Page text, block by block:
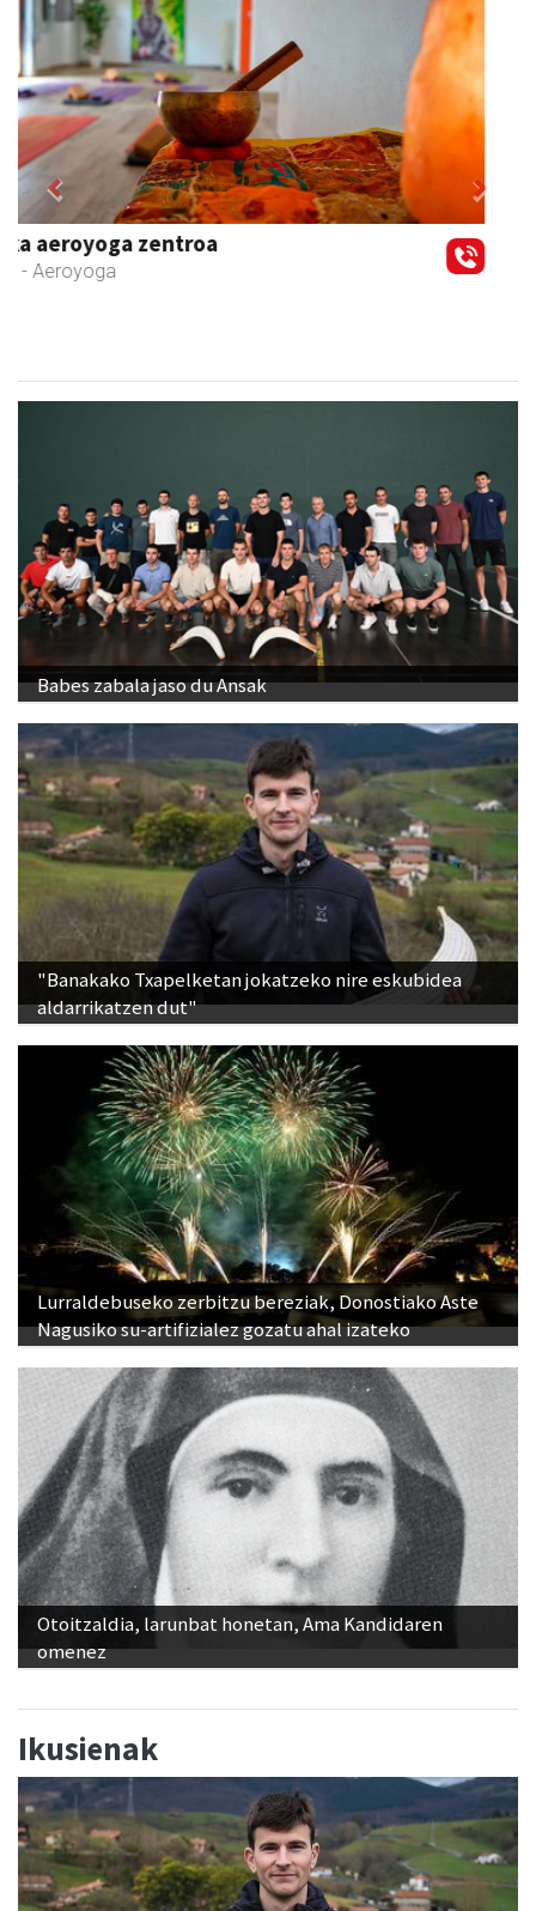
Magale Ikastetxea
Urnieta - Hezkuntza
Previous Next
Babes zabala jaso du Ansak
"Banakako Txapelketan jokatzeko nire eskubidea
aldarrikatzen dut"
Lurraldebuseko zerbitzu bereziak, Donostiako Aste
Nagusiko su-artifizialez gozatu ahal izateko
Otoitzaldia, larunbat honetan, Ama Kandidaren
omenez
Ikusienak